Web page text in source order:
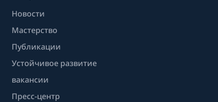
Новости
Мастерство
Публикации
Устойчивое развитие
вакансии
Пресс-центр